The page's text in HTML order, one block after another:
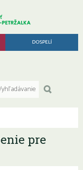
DOSPELÍ
pre